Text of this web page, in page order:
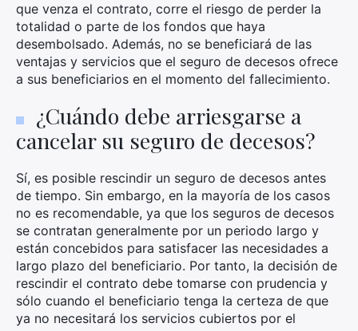
que venza el contrato, corre el riesgo de perder la
totalidad o parte de los fondos que haya
desembolsado. Además, no se beneficiará de las
ventajas y servicios que el seguro de decesos ofrece
a sus beneficiarios en el momento del fallecimiento.
¿Cuándo debe arriesgarse a
cancelar su seguro de decesos?
Sí, es posible rescindir un seguro de decesos antes
de tiempo. Sin embargo, en la mayoría de los casos
no es recomendable, ya que los seguros de decesos
se contratan generalmente por un periodo largo y
están concebidos para satisfacer las necesidades a
largo plazo del beneficiario. Por tanto, la decisión de
rescindir el contrato debe tomarse con prudencia y
sólo cuando el beneficiario tenga la certeza de que
ya no necesitará los servicios cubiertos por el